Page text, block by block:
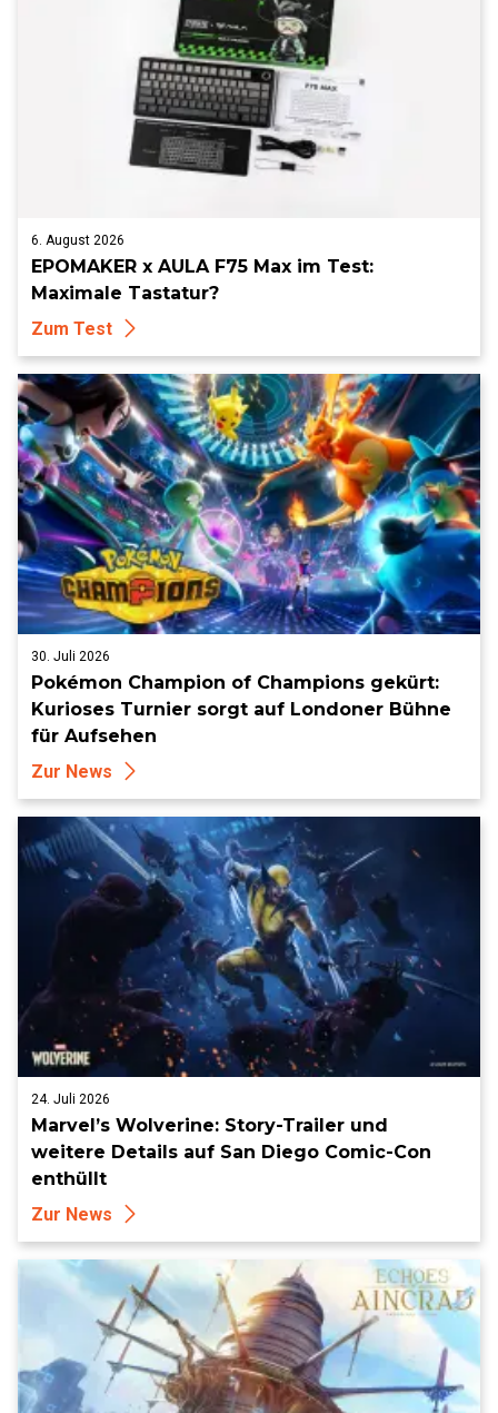
6. August 2026
EPOMAKER x AULA F75 Max im Test:
Maximale Tastatur?
Zum Test
30. Juli 2026
Pokémon Champion of Champions gekürt:
Kurioses Turnier sorgt auf Londoner Bühne
für Aufsehen
Zur News
24. Juli 2026
Marvel’s Wolverine: Story-Trailer und
weitere Details auf San Diego Comic-Con
enthüllt
Zur News